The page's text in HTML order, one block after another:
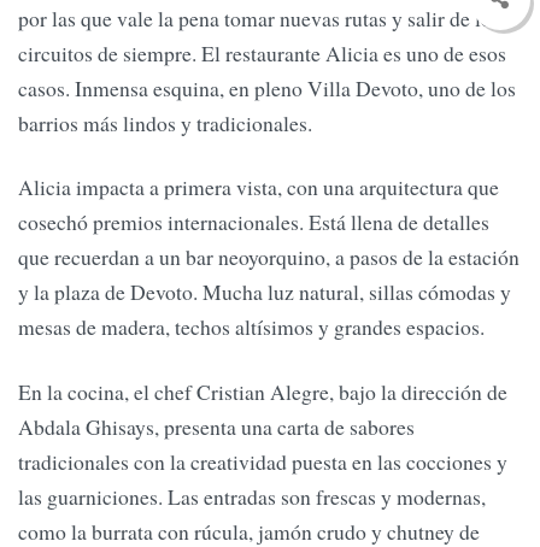
por las que vale la pena tomar nuevas rutas y salir de los
circuitos de siempre. El restaurante Alicia es uno de esos
casos. Inmensa esquina, en pleno Villa Devoto, uno de los
barrios más lindos y tradicionales.
Alicia impacta a primera vista, con una arquitectura que
cosechó premios internacionales. Está llena de detalles
que recuerdan a un bar neoyorquino, a pasos de la estación
y la plaza de Devoto. Mucha luz natural, sillas cómodas y
mesas de madera, techos altísimos y grandes espacios.
En la cocina, el chef Cristian Alegre, bajo la dirección de
Abdala Ghisays, presenta una carta de sabores
tradicionales con la creatividad puesta en las cocciones y
las guarniciones. Las entradas son frescas y modernas,
como la burrata con rúcula, jamón crudo y chutney de